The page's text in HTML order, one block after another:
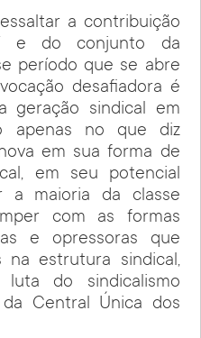
a contribuição
e do conjunto da
período que se abre
desafiadora é
geração sindical em
apenas no que diz
em sua forma de
em seu potencial
a maioria da classe
com as formas
e opressoras que
na estrutura sindical,
luta do sindicalismo
Central Única dos